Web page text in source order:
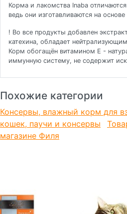
Корма и лакомства Inaba
ведь они изготавливаются на
! Во все продукты добавлен
катехина, обладает
Корм обогащён витамином Е -
иммунную систему, не содержит
Похожие категории
Консервы, влажный корм для
кошек, паучи и консервы
магазине Филя